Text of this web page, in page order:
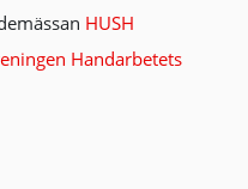
HUSH
Handarbetets